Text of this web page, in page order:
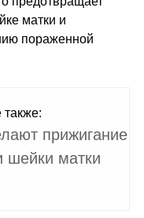
матки и
пораженной
также:
прижигание
шейки матки